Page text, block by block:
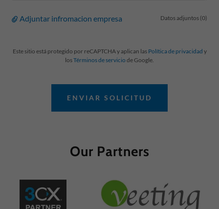
Adjuntar infromacion empresa Datos adjuntos (0)
Este sitio está protegido por reCAPTCHA y aplican las Política de privacidad y
losTérminos de servicio de Google.
ENVIAR SOLICITUD
Our Partners